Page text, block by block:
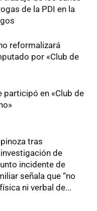
de la PDI en la
reformalizará
por «Club de
participó en «Club de
tras
de
incidente de
señala que “no
ni verbal de...